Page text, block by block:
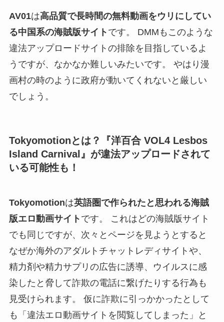
AV01は高品質で長時間の無料動画をウリにしてい
る中国系の海賊版サイト です。 DMMもこのような
違法アップロードサイトの排除を目指しているよ
うですが、なかなか難しいみたいです。 やはり漫
画村の時のように政府が動いてくれないと厳しい
でしょう。
Tokyomotionとは？『洋百合 VOL4 Lesbos
Island Carnival』が違法アップロードされて
いる可能性も！
Tokyomotionは英語圏で作られたと思われる海賊
版エロ動画サイト です。 これはどの海賊版サイト
でも同じですが、次々とページを見ようとすると
なぜか海外のアダルトチャットレディサイトや、
精力剤や精力サプリの広告に誘導、ウイルスに感
染したと脅して詐欺の電話に繋げたりする行為も
見受けられます。 仮に詐欺に引っかかったとして
も「違法エロ動画サイトを閲覧してしまった」と